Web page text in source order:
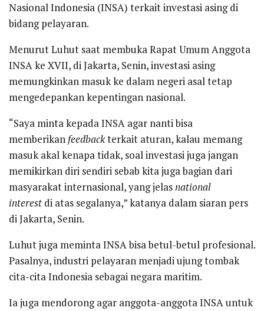
Nasional Indonesia (INSA) terkait investasi asing di
bidang pelayaran.
Menurut Luhut saat membuka Rapat Umum Anggota
INSA ke XVII, di Jakarta, Senin, investasi asing
memungkinkan masuk ke dalam negeri asal tetap
mengedepankan kepentingan nasional.
“Saya minta kepada INSA agar nanti bisa
memberikan feedbackterkait aturan, kalau memang
masuk akal kenapa tidak, soal investasi juga jangan
memikirkan diri sendiri sebab kita juga bagian dari
masyarakat internasional, yang jelasnational
interest di atas segalanya,” katanya dalam siaran pers
di Jakarta, Senin.
Luhut juga meminta INSA bisa betul-betul profesional.
Pasalnya, industri pelayaran menjadi ujung tombak
cita-cita Indonesia sebagai negara maritim.
Ia juga mendorong agar anggota-anggota INSA untuk